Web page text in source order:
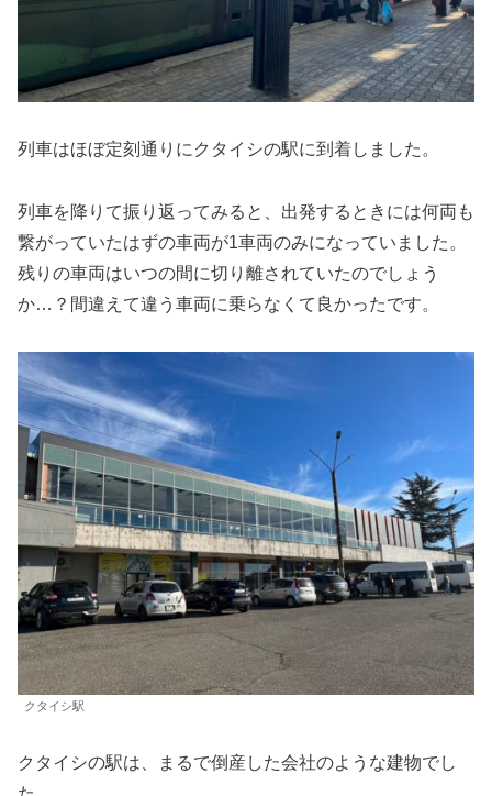
列車はほぼ定刻通りにクタイシの駅に到着しました。
列車を降りて振り返ってみると、出発するときには何両も
繋がっていたはずの車両が1車両のみになっていました。
残りの車両はいつの間に切り離されていたのでしょう
か…？間違えて違う車両に乗らなくて良かったです。
クタイシ駅
クタイシの駅は、まるで倒産した会社のような建物でし